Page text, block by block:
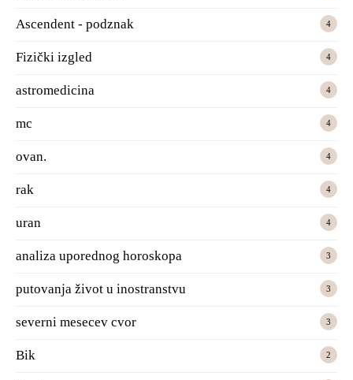
Ascendent - podznak 4
Fizički izgled 4
astromedicina 4
mc 4
ovan. 4
rak 4
uran 4
analiza uporednog horoskopa 3
putovanja život u inostranstvu 3
severni mesecev cvor 3
Bik 2